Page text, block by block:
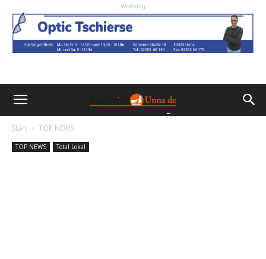
- Werbung -
Start TOP NEWS
TOP NEWS Total Lokal